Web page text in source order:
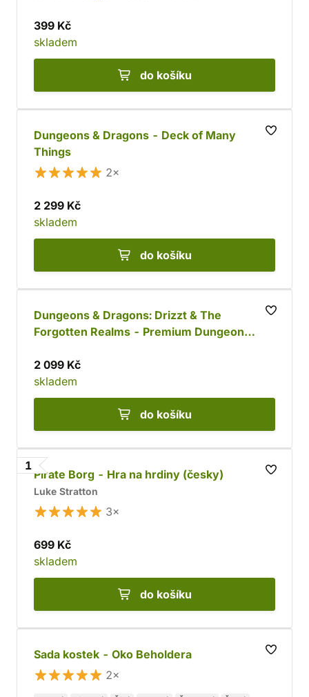
399 Kč
skladem
do košíku
Dungeons & Dragons - Deck of Many
Things
2×
2 299 Kč
skladem
do košíku
Dungeons & Dragons: Drizzt & The
Forgotten Realms - Premium Dungeon
2 099 Kč
skladem
do košíku
1
Pirate Borg - Hra na hrdiny (česky)
Luke Stratton
3×
699 Kč
skladem
do košíku
Sada kostek - Oko Beholdera
2×